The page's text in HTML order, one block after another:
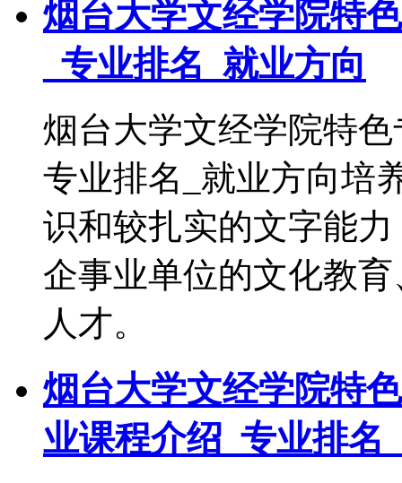
烟台大学文经学院特
_专业排名_就业方向
烟台大学文经学院特
专业排名_就业方向培
识和较扎实的文字能
企事业单位的文化教
人才。
烟台大学文经学院特
业课程介绍_专业排名